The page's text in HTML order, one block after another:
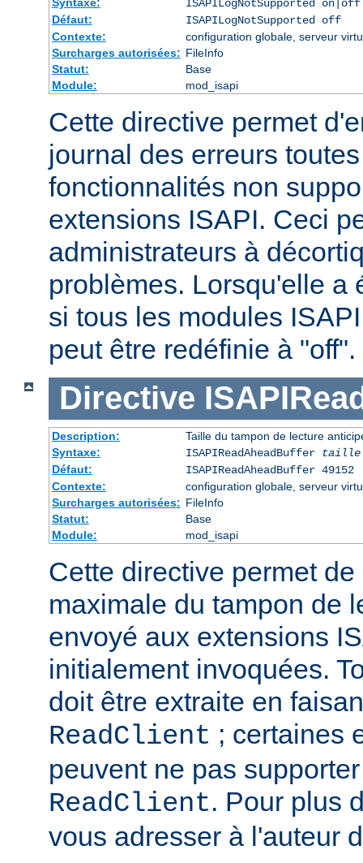
ISAPILogNotSupported on|off
Défaut:
ISAPILogNotSupported off
Contexte:
configuration globale, serveur
Surcharges autorisées: FileInfo
Statut:
Base
Module:
mod_isapi
Cette directive permet
journal des erreurs
fonctionnalités non
extensions ISAPI. Ceci
administrateurs à
problèmes. Lorsqu'elle a
si tous les modules
peut être redéfinie à "off".
Directive
Description:
Taille du tampon de lecture
Syntaxe:
ISAPIReadAheadBuffer
taille
Défaut:
ISAPIReadAheadBuffer 49152
Contexte:
configuration globale, serveur
Surcharges autorisées: FileInfo
Statut:
Base
Module:
mod_isapi
Cette directive permet
maximale du tampon de
envoyé aux extensions
initialement invoquées.
doit être extraite en
ReadClient ; certaines
peuvent ne pas
ReadClient. Pour plus
vous adresser à l'auteur